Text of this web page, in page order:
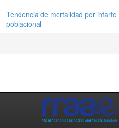
Tendencia de mortalidad por
poblacional